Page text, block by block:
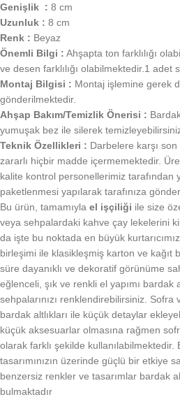
Genişlik : 8 cm
Uzunluk : 8 cm
Renk : Beyaz
Önemli Bilgi : Ahşapta ton farklılığı
ve desen farklılığı olabilmektedir.1 adet
Montaj Bilgisi : Montaj işlemine gerek
gönderilmektedir.
Ahşap Bakım/Temizlik Önerisi :
yumuşak bez ile silerek
Teknik Özellikleri : Darbelere karşı son
zararlı hiçbir madde içermemektedir.
kalite kontrol personellerimiz tarafından
paketlenmesi yapılarak tarafınıza
Bu ürün, tamamıyla el işçiliği ile size
veya sehpalardaki kahve çay lekelerini
da işte bu noktada en büyük
birleşimi ile klasikleşmiş karton ve kağıt
süre dayanıklı ve dekoratif görünüme
eğlenceli, şık ve renkli el yapımı bardak
sehpalarınızı renklendirebilirsiniz. Sofra
bardak altlıkları ile küçük detaylar
küçük aksesuarlar olmasına rağmen
olarak farklı şekilde
tasarımınızın üzerinde güçlü bir etkiye
benzersiz renkler ve tasarımlar bardak
bulmaktadır